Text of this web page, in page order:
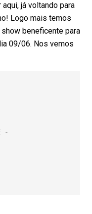
já voltando para
Logo mais temos
beneficente para
09/06. Nos vemos